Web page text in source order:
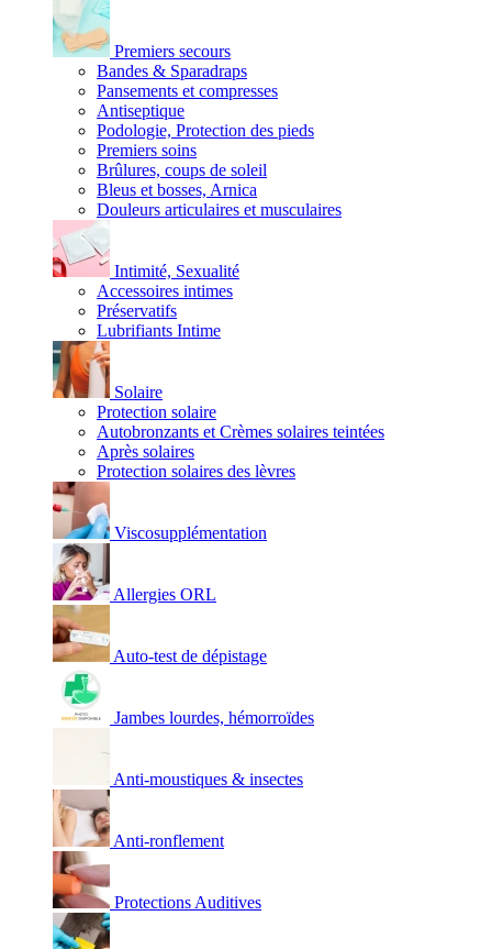
Premiers secours
Bandes & Sparadraps
Pansements et compresses
Antiseptique
Podologie, Protection des pieds
Premiers soins
Brûlures, coups de soleil
Bleus et bosses, Arnica
Douleurs articulaires et musculaires
Intimité, Sexualité
Accessoires intimes
Préservatifs
Lubrifiants Intime
Solaire
Protection solaire
Autobronzants et Crèmes solaires teintées
Après solaires
Protection solaires des lèvres
Viscosupplémentation
Allergies ORL
Auto-test de dépistage
Jambes lourdes, hémorroïdes
Anti-moustiques & insectes
Anti-ronflement
Protections Auditives